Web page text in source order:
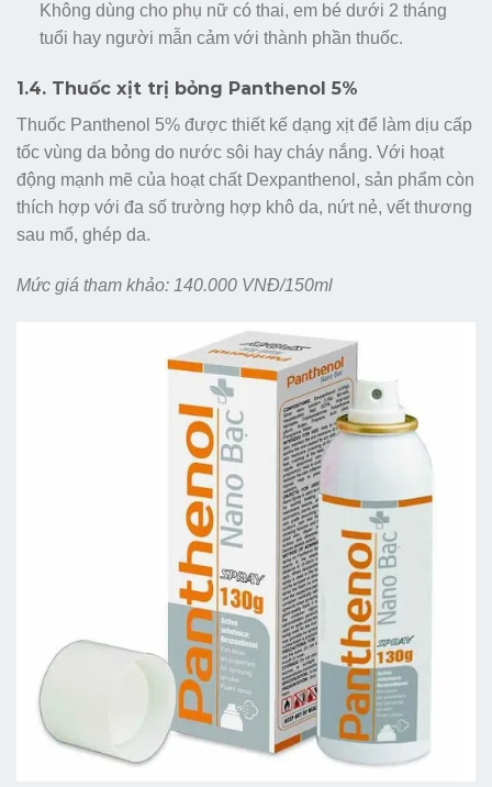
Không dùng cho phụ nữ có thai, em bé dưới 2 tháng
tuổi hay người mẫn cảm với thành phần thuốc.
1.4. Thuốc xịt trị bỏng Panthenol 5%
Thuốc Panthenol 5% được thiết kế dạng xịt để làm dịu cấp
tốc vùng da bỏng do nước sôi hay cháy nắng. Với hoạt
động mạnh mẽ của hoạt chất Dexpanthenol, sản phẩm còn
thích hợp với đa số trường hợp khô da, nứt nẻ, vết thương
sau mổ, ghép da.
Mức giá tham khảo: 140.000 VNĐ/150ml